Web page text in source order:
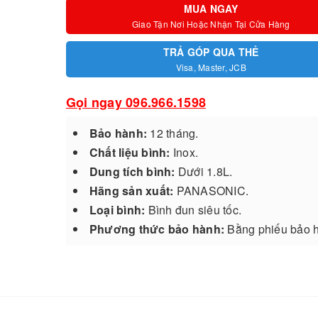
MUA NGAY
Giao Tận Nơi Hoặc Nhận Tại Cửa Hàng
TRẢ GÓP QUA THẺ
Visa, Master, JCB
Gọi ngay 096.966.1598
Bảo hành: 12 tháng.
Chất liệu bình: Inox.
Dung tích bình: Dưới 1.8L.
Hãng sản xuất: PANASONIC.
Loại bình: Bình đun siêu tốc.
Phương thức bảo hành: Bằng phiếu bảo